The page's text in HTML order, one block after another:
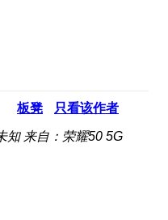
板凳 只看该作者
知 来自：荣耀50 5G